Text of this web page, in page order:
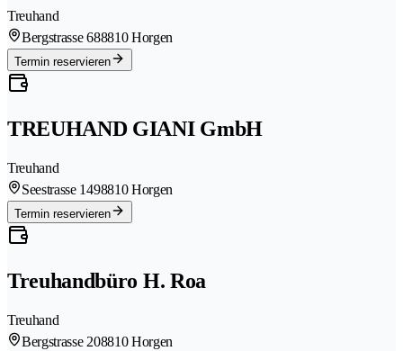
Treuhand
Bergstrasse 688810 Horgen
Termin reservieren
TREUHAND GIANI GmbH
Treuhand
Seestrasse 1498810 Horgen
Termin reservieren
Treuhandbüro H. Roa
Treuhand
Bergstrasse 208810 Horgen